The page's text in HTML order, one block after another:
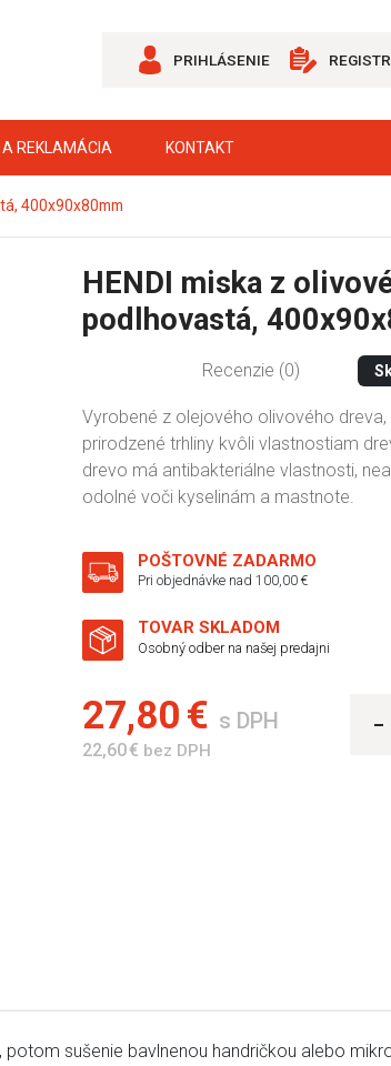
PRIHLÁSENIE
REKLAMÁCIA KONTAKT
400x90x80mm
HENDI miska z
podlhovastá,
Recenzie (0)
Vyrobené z olejového olivového
prirodzené trhliny kvôli vlastnostiam
drevo má antibakteriálne vlastnosti,
odolné voči kyselinám a mastnote.
POŠTOVNÉ ZADARMO
Pri objednávke nad 100,00 €
TOVAR SKLADOM
Osobný odber na našej predajni
27,80 € s DPH
22,60 € bez DPH
sušenie bavlnenou handričkou alebo